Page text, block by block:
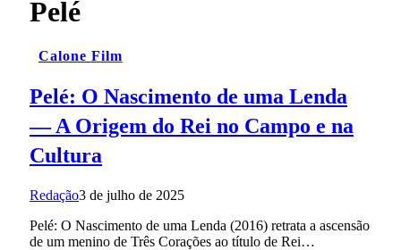
Pelé
Calone Film
Pelé: O Nascimento de uma Lenda
— A Origem do Rei no Campo e na
Cultura
Redação3 de julho de 2025
Pelé: O Nascimento de uma Lenda (2016) retrata a ascensão
de um menino de Três Corações ao título de Rei…